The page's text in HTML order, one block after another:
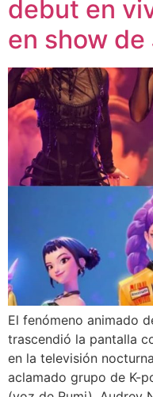
debut en
en show
El fenómeno animado
trascendió la pantalla
en la televisión
aclamado grupo de K-